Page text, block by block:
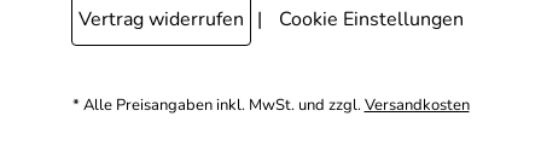
Vertrag widerrufen
Cookie Einstellungen
* Alle Preisangaben inkl. MwSt. und zzgl.Versandkosten